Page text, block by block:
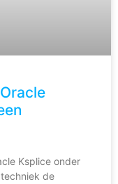
Ksplice onder
de